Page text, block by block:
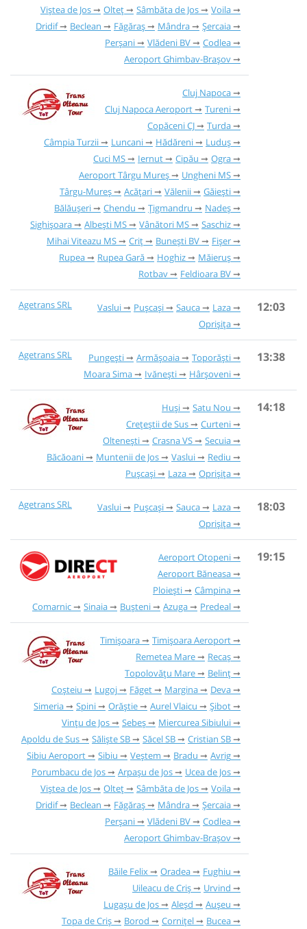
Viștea de Jos
Olteț Sâmbăta de Jos
Voila
Dridif
Beclean Făgăraș Mândra
Șercaia
Perșani
Vlădeni BV
Codlea
Aeroport Ghimbav-Brașov
Cluj Napoca
Cluj Napoca Aeroport
Tureni
Copăceni CJ
Turda
Câmpia Turzii
Luncani Hădăreni
Luduș
Cuci MS
Iernut Cipău
Ogra
Aeroport Târgu Mureș
Ungheni MS
Târgu-Mureș
Acățari Vălenii
Găieşti
Bălăușeri
Chendu Țigmandru
Nadeș
Sighișoara
Albești MS Vânători MS
Saschiz
Mihai Viteazu MS
Criț Bunești BV
Fișer
Rupea
Rupea Gară Hoghiz
Măieruș
Rotbav
Feldioara BV
Agetrans SRL Vaslui Pușcași Sauca
Laza
Oprișița
12:03
Agetrans SRL Pungești Armășoaia
Toporăști
Moara Sima
Ivănești Hârșoveni
13:38
Huși
Satu Nou
Crețeștii de Sus
Curteni
Oltenești
Crasna VS
Secuia
Băcăoani
Muntenii de Jos Vaslui
Rediu
Pușcași
Laza Oprișița
14:18
Agetrans SRL Vaslui Pușcași Sauca
Laza
Oprișița
18:03
Aeroport Otopeni
Aeroport Băneasa
Ploiești
Câmpina
Comarnic
Sinaia Bușteni Azuga Predeal
19:15
Timișoara
Timișoara Aeroport
Remetea Mare
Recaș
Topolovățu Mare
Belinț
Coșteiu
Lugoj Făget Margina
Deva
Simeria
Spini Orăștie Aurel Vlaicu
Șibot
Vințu de Jos
Sebeș
Miercurea Sibiului
Apoldu de Sus
Săliște SB Săcel SB
Cristian SB
Sibiu Aeroport
Sibiu Veștem Bradu
Avrig
Porumbacu de Jos
Arpașu de Jos
Ucea de Jos
Viștea de Jos
Olteț Sâmbăta de Jos
Voila
Dridif
Beclean Făgăraș Mândra
Șercaia
Perșani
Vlădeni BV
Codlea
Aeroport Ghimbav-Brașov
Băile Felix Oradea
Fughiu
Uileacu de Criș
Urvind
Lugașu de Jos
Aleșd
Aușeu
Topa de Criș
Borod Cornițel
Bucea